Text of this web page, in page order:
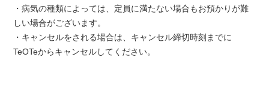
・病気の種類によっては、定員に満たない場合もお預かりが難
しい場合がございます。
・キャンセルをされる場合は、キャンセル締切時刻までに
TeОTeからキャンセルしてください。